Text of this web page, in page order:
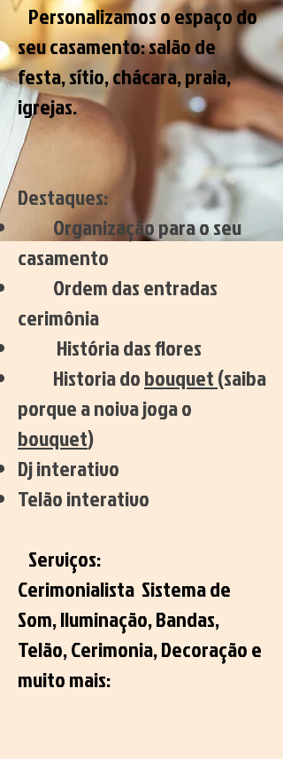
Personalizamos o espaço do
seu casamento: salão de
festa, sítio, chácara, praia,
igrejas.
Destaques:
Organização para o seu
casamento
Ordem das entradas
cerimônia
História das flores
Historia dobouquet(saiba
porque a noiva joga o
bouquet)
Dj interativo
Telão interativo
Serviços:
Cerimonialista Sistema de
Som, Iluminação, Bandas,
Telão, Cerimonia, Decoração e
muito mais: